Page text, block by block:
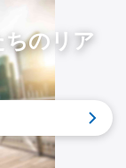
ちのリア